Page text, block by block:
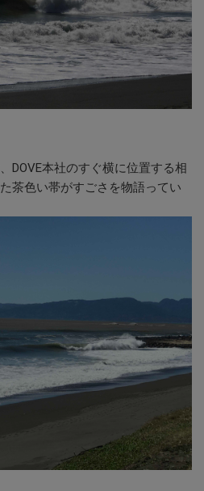
DOVE本社のすぐ横に位置する相
茶色い帯がすごさを物語ってい